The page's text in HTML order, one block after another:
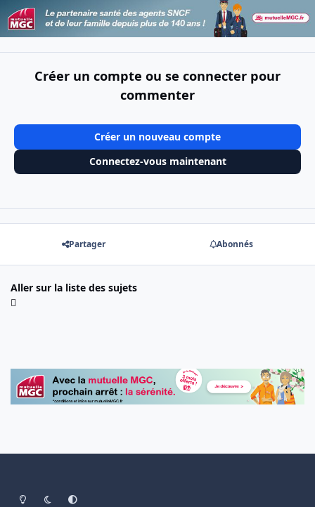
Créer un compte ou se connecter pour
commenter
Créer un nouveau compte
Connectez-vous maintenant
Partager Abonnés
Aller sur la liste des sujets
Light ModeDark ModeSystem Preference